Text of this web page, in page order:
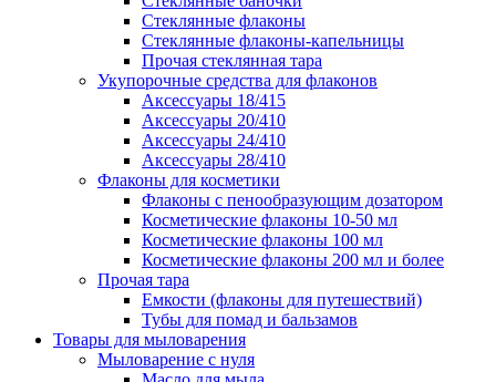
Стеклянные флаконы
Стеклянные флаконы-капельницы
Прочая стеклянная тара
Укупорочные средства для флаконов
Аксессуары 18/415
Аксессуары 20/410
Аксессуары 24/410
Аксессуары 28/410
Флаконы для косметики
Флаконы с пенообразующим дозатором
Косметические флаконы 10-50 мл
Косметические флаконы 100 мл
Косметические флаконы 200 мл и более
Прочая тара
Емкости (флаконы для путешествий)
Тубы для помад и бальзамов
Товары для мыловарения
Мыловарение с нуля